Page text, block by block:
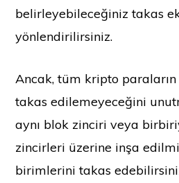
belirleyebileceğiniz takas
yönlendirilirsiniz.
Ancak, tüm kripto
takas edilemeyeceğini
aynı blok zinciri veya
zincirleri üzerine inşa
birimlerini takas